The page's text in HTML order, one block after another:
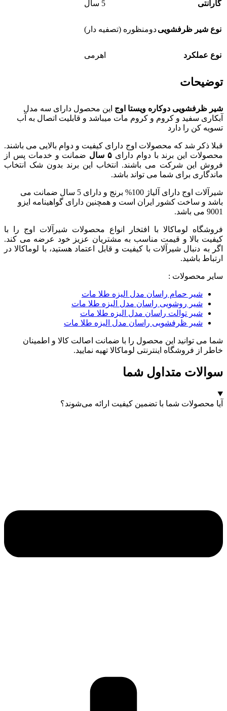
گارانتی 5 سال
نوع شیر ظرفشوییدومنظوره (تصفیه دار)
نوع عملکرد اهرمی
توضیحات
شیر ظرفشویی دوکاره ویستا اوج این محصول دارای سه مدل
آبکاری سفید و کروم و کروم مات میباشد و قابلیت اتصال به آب
تسویه کن را دارد
قبلا ذکر شد که محصولات اوج دارای کیفیت و دوام بالایی می باشند.
محصولات این برند با دوام دارای ۵ سال
ضمانت و خدمات پس از
فروش این شرکت می باشند. انتخاب این برند بدون شک انتخاب
ماندگاری برای شما می تواند باشد.
شیرآلات اوج دارای آلیاژ 100% برنج و دارای 5 سال ضمانت می
باشد و ساخت کشور ایران است و همچنین دارای گواهینامه ایزو
9001 می باشد.
فروشگاه لوماکالا با افتخار انواع محصولات شیرآلات اوج را با
کیفیت بالا و قیمت مناسب به مشتریان عزیز خود عرضه می کند.
اگر به دنبال شیرآلات با کیفیت و قابل اعتماد هستید، با لوماکالا در
ارتباط باشید.
سایر محصولات :
شیر حمام راسان مدل الیزه طلا مات
شیر روشویی راسان مدل الیزه طلا مات
شیر توالت راسان مدل الیزه طلا مات
شیر ظرفشویی راسان مدل الیزه طلا مات
شما می توانید این محصول را با ضمانت اصالت کالا و اطمینان
خاطر از فروشگاه اینترنتی لوماکالا تهیه نمایید.
سوالات متداول شما
آیا محصولات شما با تضمین کیفیت ارائه می‌شوند؟